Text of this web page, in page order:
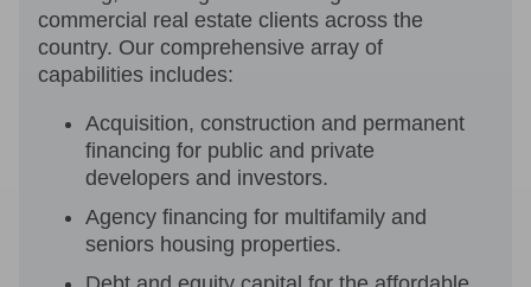
commercial real estate clients across the
country. Our comprehensive array of
capabilities includes:
Acquisition, construction and permanent
financing for public and private
developers and investors.
Agency financing for multifamily and
seniors housing properties.